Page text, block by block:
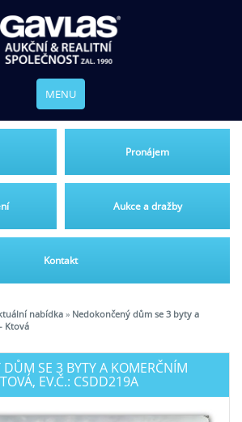
MENU
Pronájem
Aukce a dražby
Kontakt
nabídka » Nedokončený dům se 3 byty a
Ktová
SE 3 BYTY A KOMERČNÍM
EV.Č.: CSDD219A